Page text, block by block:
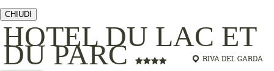
CHIUDI
HOTEL DU LAC ET
DU PARC RIVA DEL GARDA